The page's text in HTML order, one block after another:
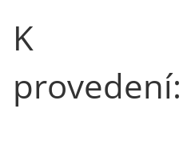
K
provedení: